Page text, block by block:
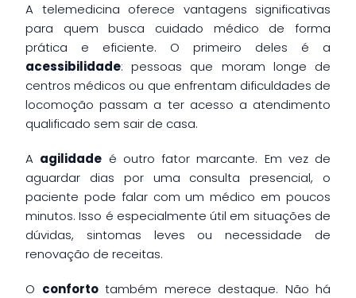
A telemedicina oferece vantagens significativas
para quem busca cuidado médico de forma
prática e eficiente. O primeiro deles é a
acessibilidade: pessoas que moram longe de
centros médicos ou que enfrentam dificuldades de
locomoção passam a ter acesso a atendimento
qualificado sem sair de casa.
A agilidade é outro fator marcante. Em vez de
aguardar dias por uma consulta presencial, o
paciente pode falar com um médico em poucos
minutos. Isso é especialmente útil em situações de
dúvidas, sintomas leves ou necessidade de
renovação de receitas.
O confortotambém merece destaque. Não há